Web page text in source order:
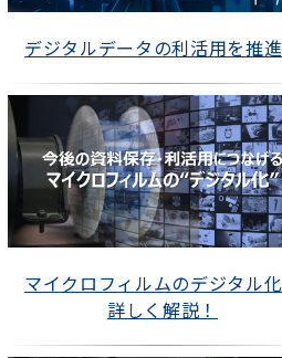
デジタルデータの利活用を推進
マイクロフィルムのデジタル
詳しく解説！